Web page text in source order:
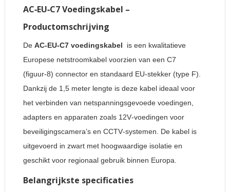
AC‑EU‑C7 Voedingskabel –
Productomschrijving
De AC‑EU‑C7 voedingskabel is een kwalitatieve
Europese netstroomkabel voorzien van een C7
(figuur‑8) connector en standaard EU‑stekker (type F).
Dankzij de 1,5 meter lengte is deze kabel ideaal voor
het verbinden van netspanningsgevoede voedingen,
adapters en apparaten zoals 12V‑voedingen voor
beveiligingscamera’s en CCTV‑systemen. De kabel is
uitgevoerd in zwart met hoogwaardige isolatie en
geschikt voor regionaal gebruik binnen Europa.
Belangrijkste specificaties